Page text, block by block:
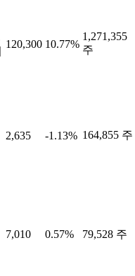
120,300 10.77%
1,271,355
주
2,635 -1.13% 164,855 주
7,010 0.57% 79,528 주